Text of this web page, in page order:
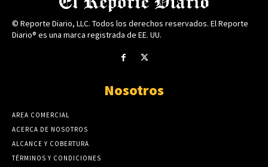
© Reporte Diario, LLC. Todos los derechos reservados. El Reporte
Diario® es una marca registrada de EE. UU.
Nosotros
AREA COMERCIAL
ACERCA DE NOSOTROS
ALCANCE Y COBERTURA
TÉRMINOS Y CONDICIONES